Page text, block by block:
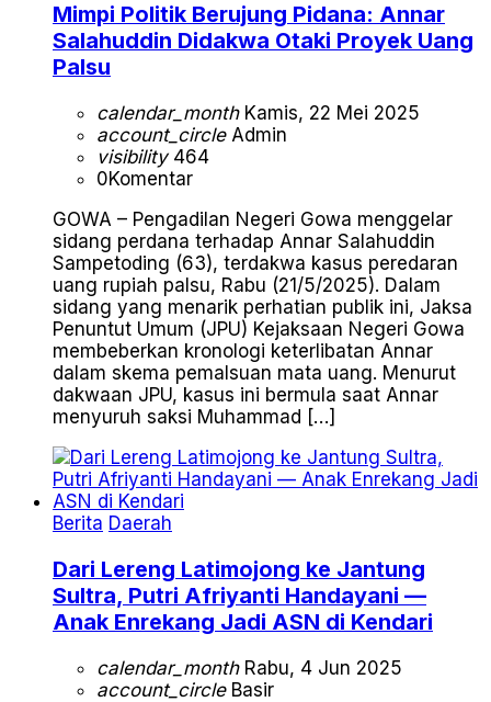
Mimpi Politik Berujung Pidana: Annar
Salahuddin Didakwa Otaki Proyek Uang
Palsu
calendar_monthKamis, 22 Mei 2025
account_circleAdmin
visibility464
0Komentar
GOWA – Pengadilan Negeri Gowa menggelar
sidang perdana terhadap Annar Salahuddin
Sampetoding (63), terdakwa kasus peredaran
uang rupiah palsu, Rabu (21/5/2025). Dalam
sidang yang menarik perhatian publik ini, Jaksa
Penuntut Umum (JPU) Kejaksaan Negeri Gowa
membeberkan kronologi keterlibatan Annar
dalam skema pemalsuan mata uang. Menurut
dakwaan JPU, kasus ini bermula saat Annar
menyuruh saksi Muhammad […]
Berita Daerah
Dari Lereng Latimojong ke Jantung
Sultra, Putri Afriyanti Handayani —
Anak Enrekang Jadi ASN di Kendari
calendar_monthRabu, 4 Jun 2025
account_circleBasir